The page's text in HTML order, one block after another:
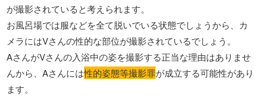
が撮影されていると考えられます。
お風呂場では服などを全て脱いでいる状態でしょうから、カ
メラにはVさんの性的な部位が撮影されているでしょう。
AさんがVさんの入浴中の姿を撮影する正当な理由はありませ
んから、Aさんには性的姿態等撮影罪が成立する可能性があり
ます。